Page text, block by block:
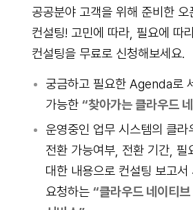
공공분야 고객을 위해 준비한
컨설팅! 고민에 따라, 필요에 따
컨설팅을 무료로 신청해보세요.
궁금하고 필요한 Agenda로
가능한 “찾아가는 클라우드
운영중인 업무 시스템의 클라
전환 가능여부, 전환 기간, 필
대한 내용으로 컨설팅 보고서
요청하는 “클라우드 네이티